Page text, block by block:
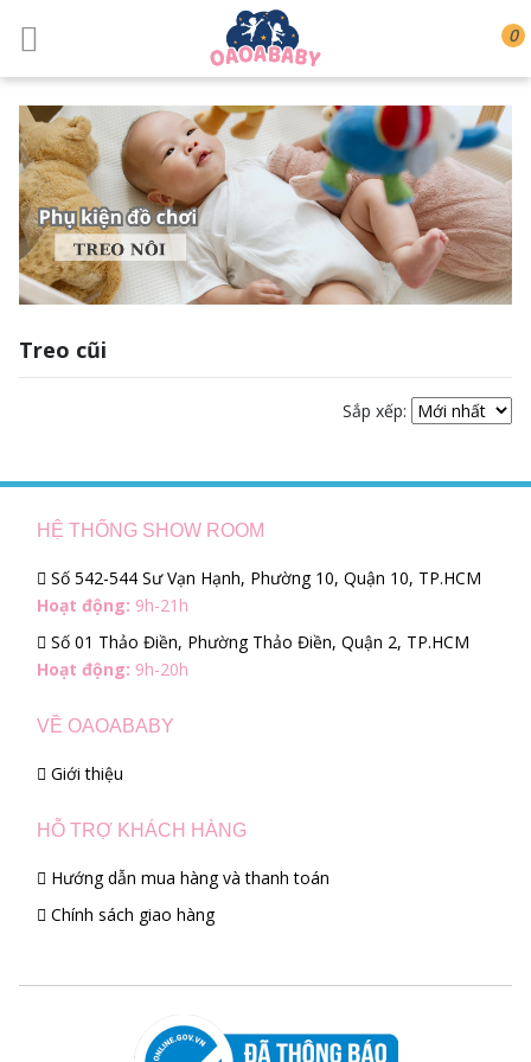
0
Treo cũi
Sắp xếp:
HỆ THỐNG SHOW ROOM
Số 542-544 Sư Vạn Hạnh, Phường 10, Quận 10, TP.HCM
Hoạt động: 9h-21h
Số 01 Thảo Điền, Phường Thảo Điền, Quận 2, TP.HCM
Hoạt động: 9h-20h
VỀ OAOABABY
Giới thiệu
HỖ TRỢ KHÁCH HÀNG
Hướng dẫn mua hàng và thanh toán
Chính sách giao hàng